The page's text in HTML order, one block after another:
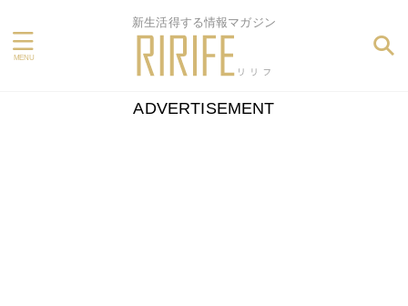
新生活得する情報マガジン
ADVERTISEMENT